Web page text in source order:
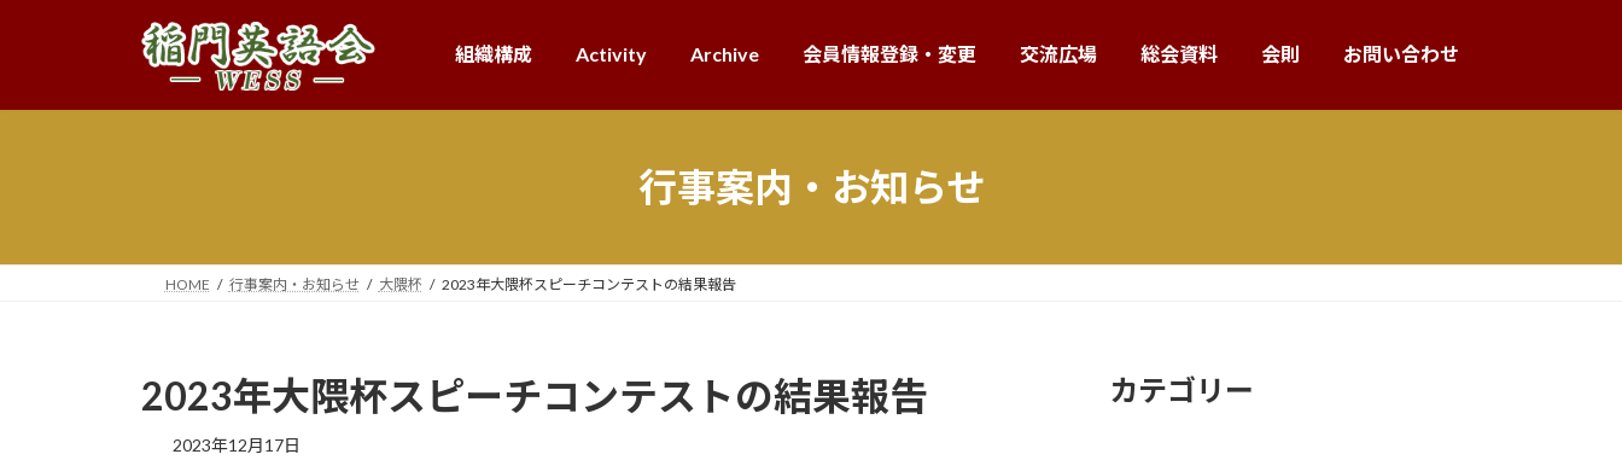
組織構成 Activity Archive 会員情報登録・変更 交流広場 総会資料 会則 お問い合わせ
行事案内・お知らせ
HOME 行事案内・お知らせ 大隈杯 2023年大隈杯スピーチコンテストの結果報告
2023年大隈杯スピーチコンテストの結果報告
2023年12月17日
カテゴリー